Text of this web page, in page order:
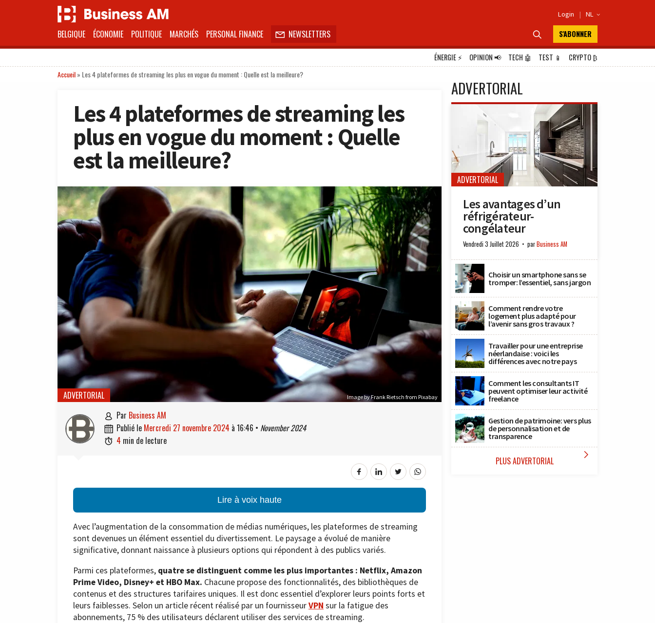
Login | NL 
BELGIQUE ÉCONOMIE POLITIQUE MARCHÉS PERSONAL FINANCE  NEWSLETTERS  S'ABONNER
ÉNERGIE⚡ OPINION📢 TECH 🤖 TEST 📱 CRYPTO₿
Accueil» Les 4 plateformes de streaming les plus en vogue du moment : Quelle est la meilleure?
Les 4 plateformes de streaming les
plus en vogue du moment : Quelle
est la meilleure?
Image by Frank Rietsch from Pixabay
ADVERTORIAL
 par Business AM
 publié le mercredi 27 novembre 2024 à 16:46 • November 2024
 4 min de lecture
Lire à voix haute
Avec l’augmentation de la consommation de médias numériques, les plateformes de streaming
sont devenues un élément essentiel du divertissement. Le paysage a évolué de manière
significative, donnant naissance à plusieurs options qui répondent à des publics variés.
Parmi ces plateformes, quatre se distinguent comme les plus importantes : Netflix, Amazon
Prime Video, Disney+ et HBO Max. Chacune propose des fonctionnalités, des bibliothèques de
contenus et des structures tarifaires uniques. Il est donc essentiel d’explorer leurs points forts et
leurs faiblesses. Selon un article récent réalisé par un fournisseurVPN sur la fatigue des
abonnements, 75 % des utilisateurs déclarent utiliser des services de streaming.
ADVERTORIAL
ADVERTORIAL
Les avantages d’un
réfrigérateur-
congélateur
Vendredi 3 Juillet 2026 parBusiness AM
Choisir un smartphone sans se
tromper: l’essentiel, sans jargon
Comment rendre votre
logement plus adapté pour
l’avenir sans gros travaux ?
Travailler pour une entreprise
néerlandaise : voici les
différences avec notre pays
Comment les consultants IT
peuvent optimiser leur activité
freelance
Gestion de patrimoine: vers plus
de personnalisation et de
transparence
PLUS ADVERTORIAL 